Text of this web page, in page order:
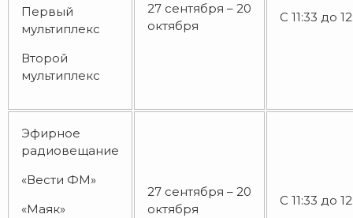
Первый
мультиплекс
Второй
мультиплекс
27 сентября – 20
октября
С 11:33 до
Эфирное
радиовещание
«Вести ФМ»
«Маяк»
27 сентября – 20
октября
С 11:33 до